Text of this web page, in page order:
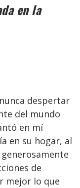
en la
despertar
del mundo
en mí
en su hogar, al
de
mejor lo que